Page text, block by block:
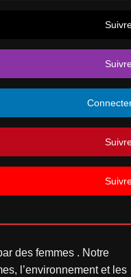
des femmes . Notre
l’environnement et les